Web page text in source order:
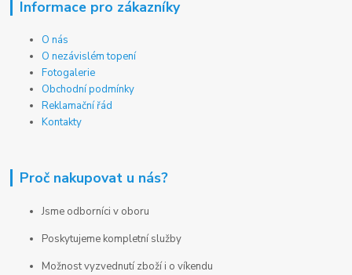
Informace pro zákazníky
O nás
O nezávislém topení
Fotogalerie
Obchodní podmínky
Reklamační řád
Kontakty
Proč nakupovat u nás?
Jsme odborníci v oboru
Poskytujeme kompletní služby
Možnost vyzvednutí zboží i o víkendu